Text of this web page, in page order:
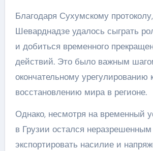
Благодаря Сухумскому
Шеварднадзе удалось сыграть
и добиться временного
действий. Это было важным
окончательному урегулированию
восстановлению мира в регионе.
Однако, несмотря на временный
в Грузии остался
экспортировать насилие и